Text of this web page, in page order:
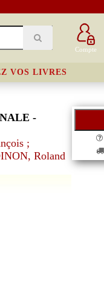
Compte
VOS LIVRES
-
;
Roland